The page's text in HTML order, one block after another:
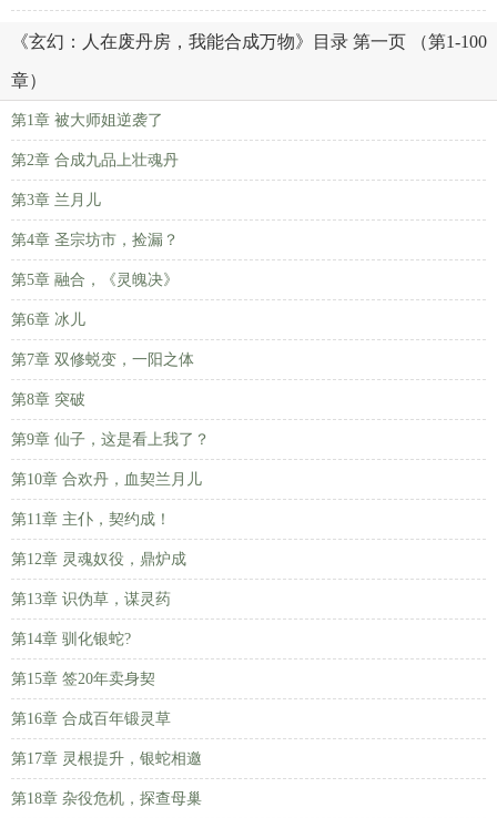
《玄幻：人在废丹房，我能合成万物》目录 第一页 （第1-100
章）
第1章 被大师姐逆袭了
第2章 合成九品上壮魂丹
第3章 兰月儿
第4章 圣宗坊市，捡漏？
第5章 融合，《灵魄决》
第6章 冰儿
第7章 双修蜕变，一阳之体
第8章 突破
第9章 仙子，这是看上我了？
第10章 合欢丹，血契兰月儿
第11章 主仆，契约成！
第12章 灵魂奴役，鼎炉成
第13章 识伪草，谋灵药
第14章 驯化银蛇?
第15章 签20年卖身契
第16章 合成百年锻灵草
第17章 灵根提升，银蛇相邀
第18章 杂役危机，探查母巢